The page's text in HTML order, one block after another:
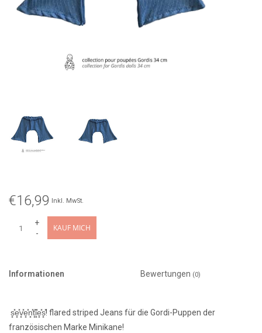
€16,99 Inkl. MwSt.
+
-
KAUF MICH
Informationen Bewertungen (0)
s͓̽e͓̽v͓̽e͓̽n͓̽t͓̽i͓̽e͓̽s͓̽! flared striped Jeans für die Gordi-Puppen der
französischen Marke Minikane!